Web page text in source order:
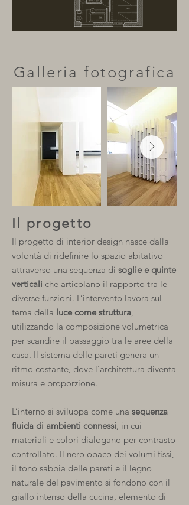
Galleria fotografica
Il progetto
Il progetto di interior design nasce dalla
volontà di ridefinire lo spazio abitativo
attraverso una sequenza di soglie e quinte
verticali che articolano il rapporto tra le
diverse funzioni. L’intervento lavora sul
tema della luce come struttura,
utilizzando la composizione volumetrica
per scandire il passaggio tra le aree della
casa. Il sistema delle pareti genera un
ritmo costante, dove l’architettura diventa
misura e proporzione.
L’interno si sviluppa come una sequenza
fluida di ambienti connessi, in cui
materiali e colori dialogano per contrasto
controllato. Il nero opaco dei volumi fissi,
il tono sabbia delle pareti e il legno
naturale del pavimento si fondono con il
giallo intenso della cucina, elemento di